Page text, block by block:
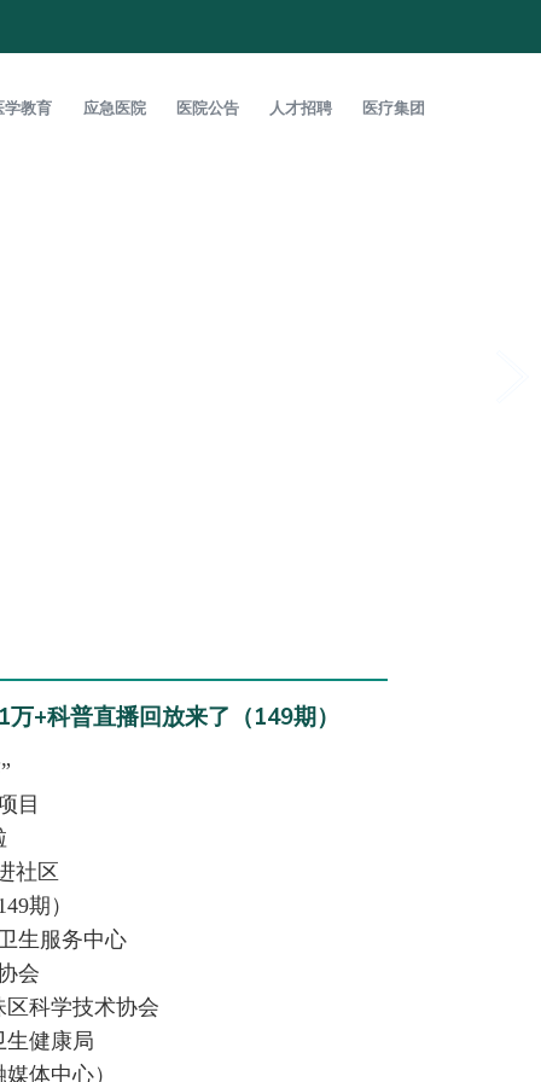
学教育 应急医院 医院公告 人才招聘 医疗集团
+科普直播回放来了（149期）
目
社区
期）
生服务中心
会
科学技术协会
生健康局
体中心）